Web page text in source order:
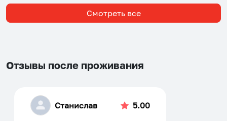
Смотреть все
Отзывы после проживания
Станислав 5.00